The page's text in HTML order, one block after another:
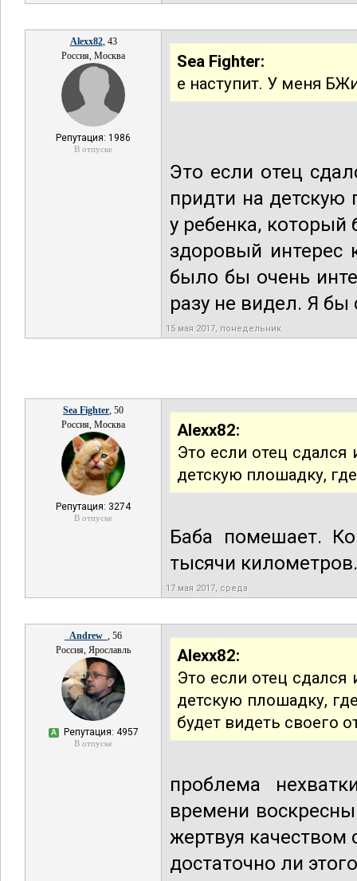
Alexx82, 43
Россия, Москва
Репутация: 1986
В отпуске
Sea Fighter:
е наступит. У меня
Это если отец
придти на детскую
у ребенка, который
здоровый
было бы очень
разу не видел. Я бы
15 мая 2017, понедельник
Sea Fighter, 50
Россия, Москва
Репутация: 3274
В отпуске
Alexx82:
Это если отец сдался
детскую плошадку,
Баба помешает.
тысячи
17 мая 2017, среда
_Andrew_ , 56
Россия, Ярославль
А Репутация: 4957
В отпуске
Alexx82:
Это если отец сдался
детскую плошадку,
будет видеть своего
проблема
времени
жертвуя качеством
достаточно ли